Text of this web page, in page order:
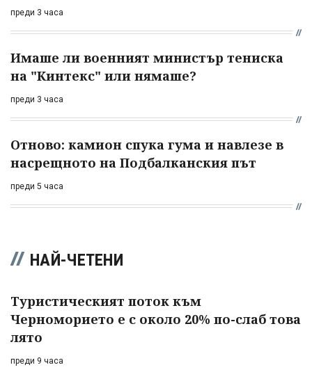
преди 3 часа
Имаше ли военният министър тениска
на "Кинтекс" или нямаше?
преди 3 часа
Отново: камион спука гума и навлезе в
насрещното на Подбалканския път
преди 5 часа
НАЙ-ЧЕТЕНИ
Туристическият поток към
Черноморието е с около 20% по-слаб това
лято
преди 9 часа